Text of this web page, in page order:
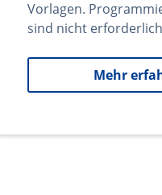
Vorlagen.
sind nicht
Mehr